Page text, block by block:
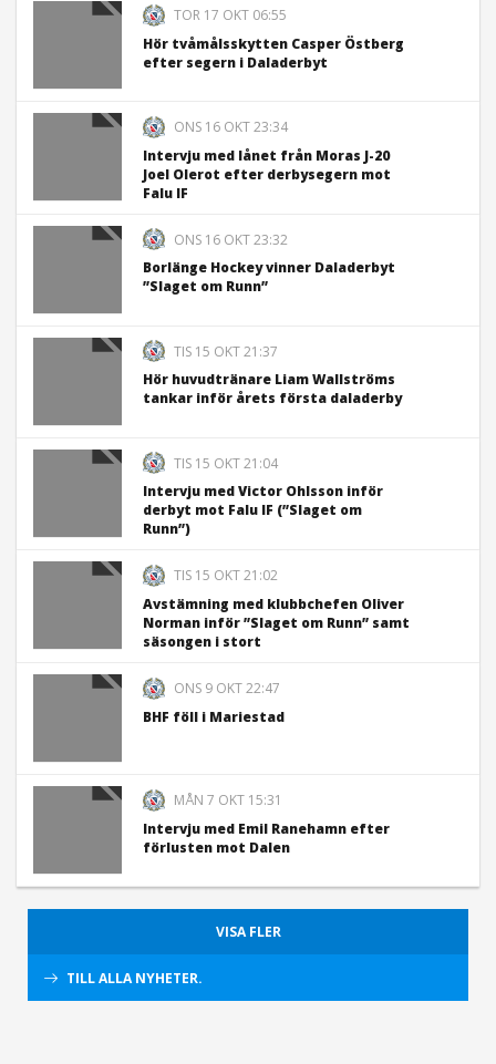
TOR 17 OKT 06:55
Hör tvåmålsskytten Casper Östberg
efter segern i Daladerbyt
ONS 16 OKT 23:34
Intervju med lånet från Moras J-20
Joel Olerot efter derbysegern mot
Falu IF
ONS 16 OKT 23:32
Borlänge Hockey vinner Daladerbyt
”Slaget om Runn”
TIS 15 OKT 21:37
Hör huvudtränare Liam Wallströms
tankar inför årets första daladerby
TIS 15 OKT 21:04
Intervju med Victor Ohlsson inför
derbyt mot Falu IF (”Slaget om
Runn”)
TIS 15 OKT 21:02
Avstämning med klubbchefen Oliver
Norman inför ”Slaget om Runn” samt
säsongen i stort
ONS 9 OKT 22:47
BHF föll i Mariestad
MÅN 7 OKT 15:31
Intervju med Emil Ranehamn efter
förlusten mot Dalen
VISA FLER
TILL ALLA NYHETER.